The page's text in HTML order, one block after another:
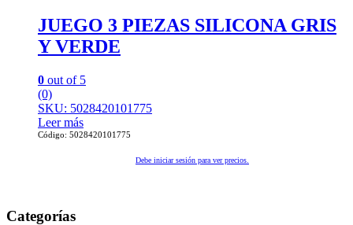
JUEGO 3 PIEZAS SILICONA GRIS
Y VERDE
0 out of 5
(0)
SKU: 5028420101775
Leer más
Código: 5028420101775
Debe iniciar sesión para ver precios.
Categorías